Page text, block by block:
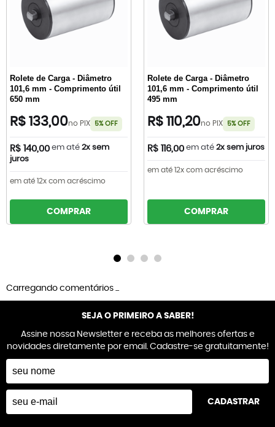
Rolete de Carga - Diâmetro
101,6 mm - Comprimento útil
650 mm
R$ 133,00no PIX 5% OFF
R$ 140,00 em até 2x sem
juros
em até 12x com acréscimo
COMPRAR
Rolete de Carga - Diâmetro
101,6 mm - Comprimento útil
495 mm
R$ 110,20no PIX 5% OFF
R$ 116,00 em até 2x sem juros
em até 12x com acréscimo
COMPRAR
Carregando comentários ...
SEJA O PRIMEIRO A SABER!
Assine nossa Newsletter e receba as melhores ofertas e
novidades diretamente por email. Cadastre-se gratuitamente!
CADASTRAR